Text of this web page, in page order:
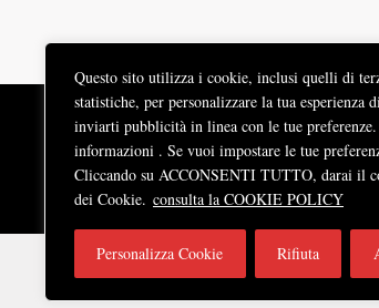
Questo sito utilizza i cookie, inclusi quelli di
statistiche, per personalizzare la tua esperienza
inviarti pubblicità in linea con le tue
informazioni . Se vuoi impostare le tue
Cliccando su ACCONSENTI TUTTO, darai il
dei Cookie. consulta la COOKIE POLICY
Personalizza Cookie Rifiuta
La Cantina Blog
Vini Fieramosca - Cantina Sociale di